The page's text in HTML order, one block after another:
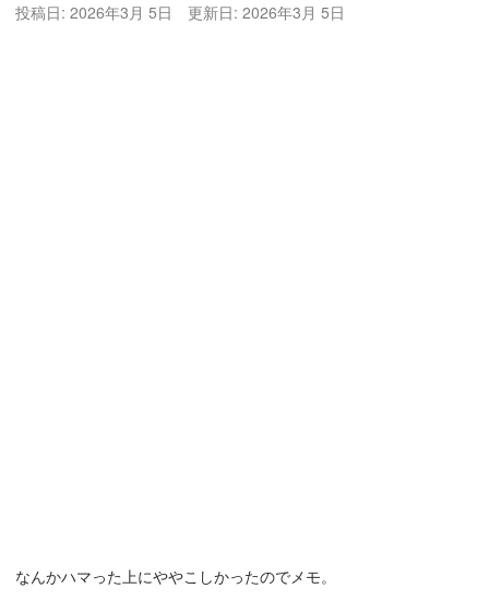
投稿日: 2026年3月 5日 更新日: 2026年3月 5日
なんかハマった上にややこしかったのでメモ。